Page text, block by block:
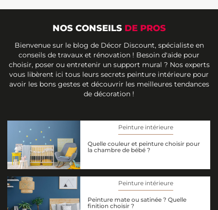
NOS CONSEILS DE PROS
Bienvenue sur le blog de Décor Discount, spécialiste en
conseils de travaux et rénovation ! Besoin d'aide pour
choisir, poser ou entretenir un support mural ? Nos experts
vous libèrent ici tous leurs secrets peinture intérieure pour
avoir les bons gestes et découvrir les meilleures tendances
de décoration !
Peinture intérieure
Quelle couleur et peinture choisir pour
la chambre de bébé ?
Peinture intérieure
Peinture mate ou satinée ? Quelle
finition choisir ?